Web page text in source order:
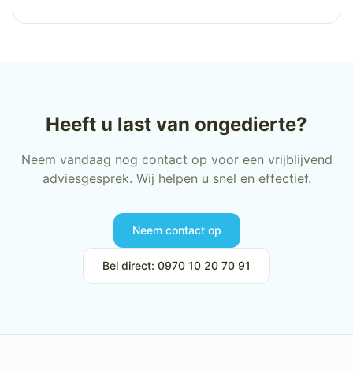
Heeft u last van ongedierte?
Neem vandaag nog contact op voor een vrijblijvend
adviesgesprek. Wij helpen u snel en effectief.
Neem contact op
Bel direct: 0970 10 20 70 91